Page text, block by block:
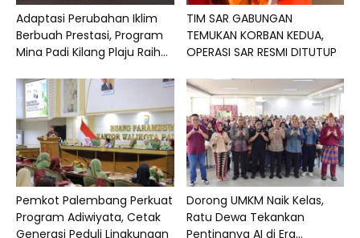
Adaptasi Perubahan Iklim
Berbuah Prestasi, Program
Mina Padi Kilang Plaju Raih...
TIM SAR GABUNGAN
TEMUKAN KORBAN KEDUA,
OPERASI SAR RESMI DITUTUP
Pemkot Palembang Perkuat
Program Adiwiyata, Cetak
Generasi Peduli Lingkungan
Dorong UMKM Naik Kelas,
Ratu Dewa Tekankan
Pentingnya AI di Era...